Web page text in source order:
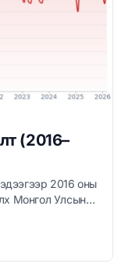
(2016–
2016 оны
Монгол Улсын